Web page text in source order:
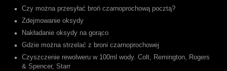
Czy można przesyłać broń czarnoprochową pocztą?
Zdejmowanie oksydy
Nakładanie oksydy na gorąco
Gdzie można strzelać z broni czarnoprochowej
Czyszczenie rewolweru w 100ml wody. Colt, Remington, Rogers
& Spencer, Starr